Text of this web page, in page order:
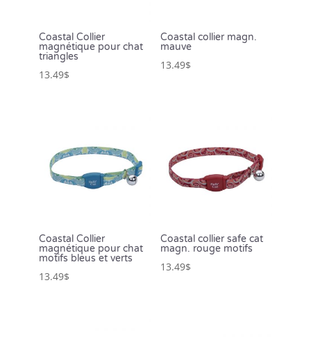
Coastal Collier
magnétique pour chat
triangles
13.49$
Coastal collier magn.
mauve
13.49$
Coastal Collier
magnétique pour chat
motifs bleus et verts
13.49$
Coastal collier safe cat
magn. rouge motifs
13.49$